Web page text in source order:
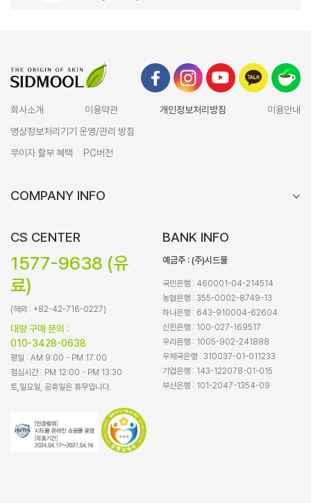
회사소개 이용약관 개인정보처리방침
이용안내
영상정보처리기기 운영/관리 방침
무이자 할부 혜택
PC버전
COMPANY INFO
CS CENTER
1577-9638 (유
료)
(해외 : +82-42-716-0227)
대량 구매 문의 :
010-3428-0638
평일 : AM 9:00 - PM 17:00
점심시간 : PM 12:00 - PM 13:30
토,일요일, 공휴일은 휴무입니다.
BANK INFO
예금주 : (주)시드물
국민은행 : 460001-04-214514
농협은행 : 355-0002-8749-13
하나은행 : 643-910004-62604
신한은행 : 100-027-169517
우리은행 : 1005-902-241888
우체국은행 : 310037-01-011233
기업은행 : 143-122078-01-015
부산은행 : 101-2047-1354-09